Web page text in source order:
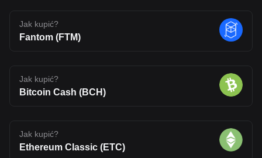
Jak kupić?
Fantom (FTM)
Jak kupić?
Bitcoin Cash (BCH)
Jak kupić?
Ethereum Classic (ETC)